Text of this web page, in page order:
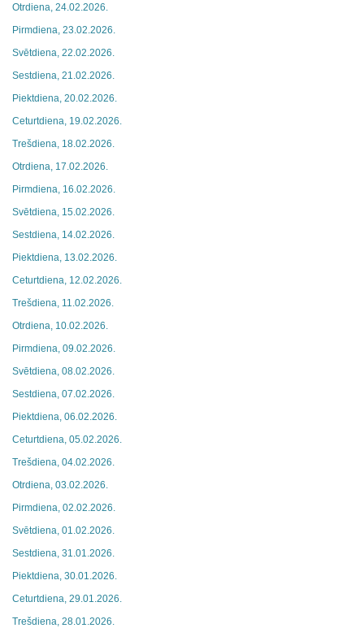
Otrdiena, 24.02.2026.
Pirmdiena, 23.02.2026.
Svētdiena, 22.02.2026.
Sestdiena, 21.02.2026.
Piektdiena, 20.02.2026.
Ceturtdiena, 19.02.2026.
Trešdiena, 18.02.2026.
Otrdiena, 17.02.2026.
Pirmdiena, 16.02.2026.
Svētdiena, 15.02.2026.
Sestdiena, 14.02.2026.
Piektdiena, 13.02.2026.
Ceturtdiena, 12.02.2026.
Trešdiena, 11.02.2026.
Otrdiena, 10.02.2026.
Pirmdiena, 09.02.2026.
Svētdiena, 08.02.2026.
Sestdiena, 07.02.2026.
Piektdiena, 06.02.2026.
Ceturtdiena, 05.02.2026.
Trešdiena, 04.02.2026.
Otrdiena, 03.02.2026.
Pirmdiena, 02.02.2026.
Svētdiena, 01.02.2026.
Sestdiena, 31.01.2026.
Piektdiena, 30.01.2026.
Ceturtdiena, 29.01.2026.
Trešdiena, 28.01.2026.